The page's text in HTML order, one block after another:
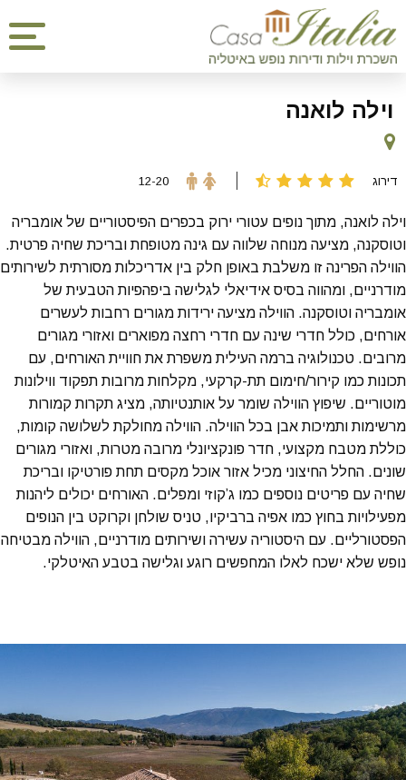
וילה לואנה
דירוג 12-20
וילה לואנה, מתוך נופים עטורי ירוק בכפרים הפיסטוריים של אומבריה
וטוסקנה, מציעה מנוחה שלווה עם גינה מטופחת ובריכת שחיה פרטית.
הווילה הפרינה זו משלבת באופן חלק בין אדריכלות מסורתית לשירותים
מודרניים, ומהווה בסיס אידיאלי לגלישה ביפהפיות הטבעית של
אומבריה וטוסקנה. הווילה מציעה ירידות מגורים רחבות לעשרים
אורחים, כולל חדרי שינה עם חדרי רחצה מפוארים ואזורי מגורים
מרובים. טכנולוגיה ברמה העילית משפרת את חוויית האורחים, עם
תכונות כמו קירור/חימום תת-קרקעי, מקלחות מרובות תפקוד ווילונות
מוטוריים. שיפוץ הווילה שומר על אותנטיותה, מציג תקרות קמורות
מרשימות ותמיכות אבן בכל הווילה. הווילה מחולקת לשלושה קומות,
כוללת מטבח מקצועי, חדר פונקציונלי מרובה מטרות, ואזורי מגורים
שונים. החלל החיצוני מכיל אזור אוכל מקסים תחת פורטיקו ובריכת
שחיה עם פריטים נוספים כמו ג’קוזי ומפלים. האורחים יכולים ליהנות
מפעילויות בחוץ כמו אפיה ברביקיו, טניס שולחן וקרוקט בין הנופים
הפסטורליים. עם היסטוריה עשירה ושירותים מודרניים, הווילה מבטיחה
נופש שלא ישכח לאלו המחפשים רוגע וגלישה בטבע האיטלקי.